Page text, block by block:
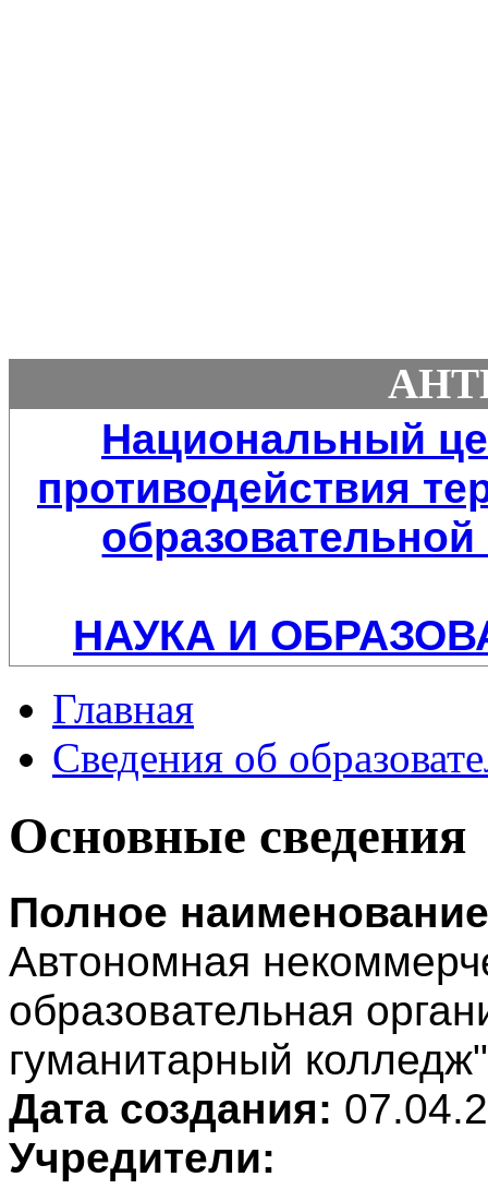
Национальный
противодействия
НАУКА И
Главная
Сведения об
Основные сведения
Полное
Автономная
образовательная
гуманитарный колледж"
Дата создания:
Учредители: